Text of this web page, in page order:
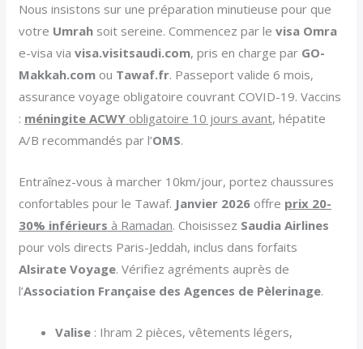
Nous insistons sur une préparation minutieuse pour que
votre Umrah soit sereine. Commencez par levisa Omra
e-visa viavisa.visitsaudi.com, pris en charge par GO-
Makkah.com ou Tawaf.fr. Passeport valide 6 mois,
assurance voyage obligatoire couvrant COVID-19. Vaccins
: méningite ACWY obligatoire 10 jours avant, hépatite
A/B recommandés par l’OMS.
Entraînez-vous à marcher 10km/jour, portez chaussures
confortables pour le Tawaf. Janvier 2026 offre prix 20-
30% inférieurs à Ramadan. Choisissez Saudia Airlines
pour vols directs Paris-Jeddah, inclus dans forfaits
Alsirate Voyage. Vérifiez agréments auprès de
l’Association Française des Agences de Pèlerinage.
Valise : Ihram 2 pièces, vêtements légers,